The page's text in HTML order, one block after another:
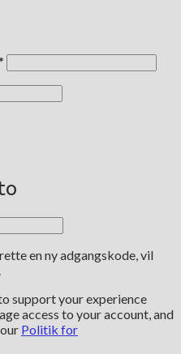
en ny adgangskode, vil
support your experience
access to your account, and
Politik for